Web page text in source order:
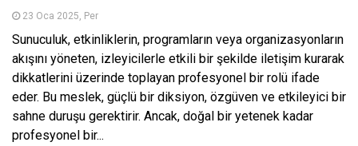
23 Oca 2025, Per
Sunuculuk, etkinliklerin, programların veya organizasyonların
akışını yöneten, izleyicilerle etkili bir şekilde iletişim kurarak
dikkatlerini üzerinde toplayan profesyonel bir rolü ifade
eder. Bu meslek, güçlü bir diksiyon, özgüven ve etkileyici bir
sahne duruşu gerektirir. Ancak, doğal bir yetenek kadar
profesyonel bir...